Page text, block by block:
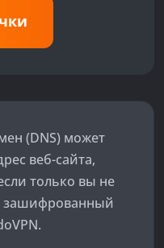
(DNS) может
веб-сайта,
только вы не
зашифрованный